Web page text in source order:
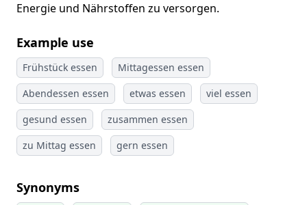
Energie und Nährstoffen zu versorgen.
Example use
Frühstück essen
Mittagessen essen
Abendessen essen
etwas essen
viel essen
gesund essen
zusammen essen
zu Mittag essen
gern essen
Synonyms